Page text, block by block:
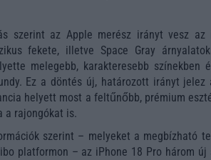
szerint az Apple merész irányt vesz
fekete, illetve Space Gray
melegebb, karakteresebb
Ez a döntés új, határozott irányt
helyett most a feltűnőbb, prémium
a rajongókat is.
szerint – melyeket a megbízható
platformon – az iPhone 18 Pro három